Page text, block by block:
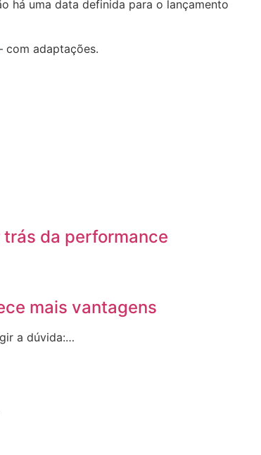
há uma data definida para o lançamento
com adaptações.
da performance
mais vantagens
a dúvida:…